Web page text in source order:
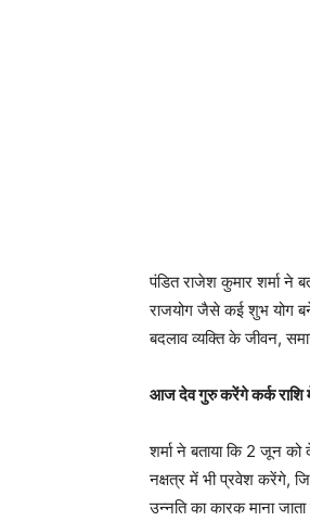
पंडित राजेश कुमार शर्मा ने
राजयोग जैसे कई शुभ योग
बदलाव व्यक्ति के जीवन,
आज देव गुरु करेंगे कर्क राशि
शर्मा ने बताया कि 2 जून
नक्षत्र में भी प्रवेश करेंगे,
उन्नति का कारक माना